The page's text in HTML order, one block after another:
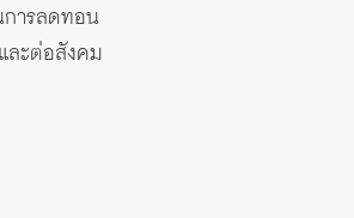
การลดทอน
ละต่อสังคม